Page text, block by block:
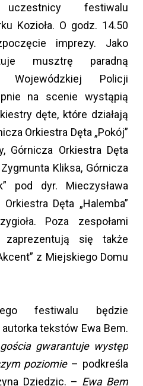
festiwalu
Kozioła. O godz. 14.50
imprezy. Jako
musztrę paradną
Wojewódzkiej Policji
na scenie wystąpią
dęte, które działają
Orkiestra Dęta „Pokój”
Górnicza Orkiestra Dęta
Kliksa, Górnicza
pod dyr. Mieczysława
Dęta „Halemba”
Poza zespołami
zaprezentują się także
z Miejskiego Domu
festiwalu będzie
tekstów Ewa Bem.
gwarantuje występ
poziomie– podkreśla
Dziedzic. – Ewa Bem